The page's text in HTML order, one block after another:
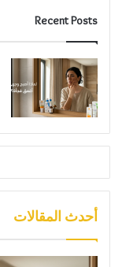
Recent Posts
أحدث المقالات